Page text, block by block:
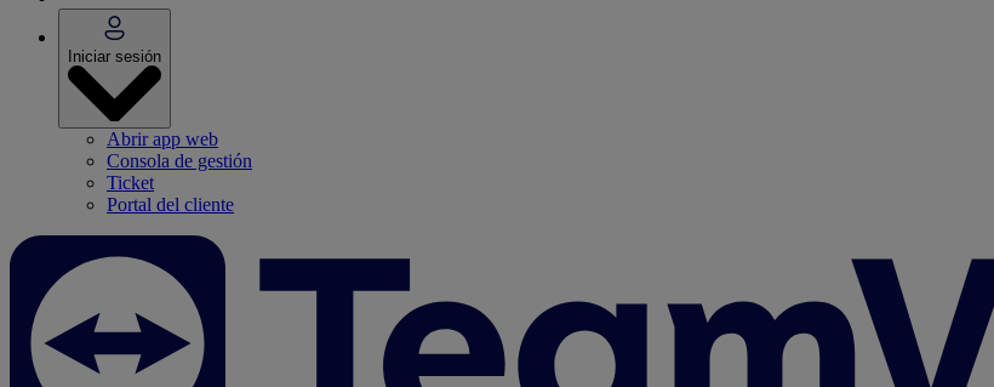
Iniciar sesión
Abrir app web
Consola de gestión
Ticket
Portal del cliente